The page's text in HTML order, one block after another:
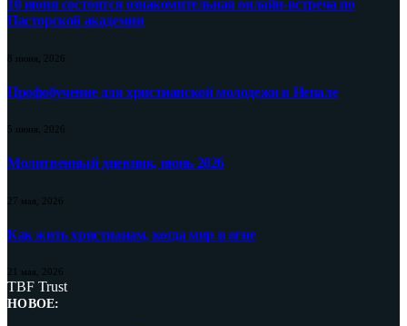
10 июня состоится ознакомительная онлайн-встреча по
Пасторской академии
8 июня, 2026
Профобучение для христианской молодежи в Непале
5 июня, 2026
Молитвенный дневник, июнь 2026
27 мая, 2026
Как жить христианам, когда мир в огне
21 мая, 2026
TBF Trust
НОВОЕ: